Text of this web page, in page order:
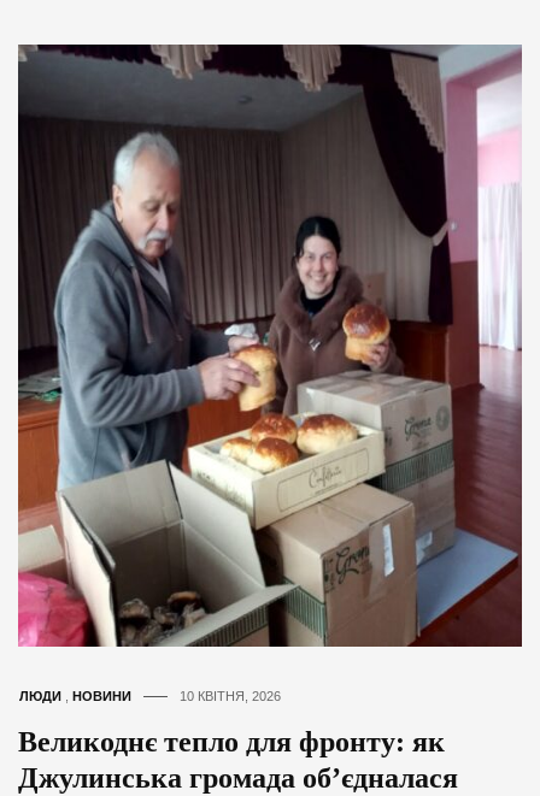
ЛЮДИ НОВИНИ 10 КВІТНЯ, 2026
Великоднє тепло для фронту: як
Джулинська громада об’єдналася